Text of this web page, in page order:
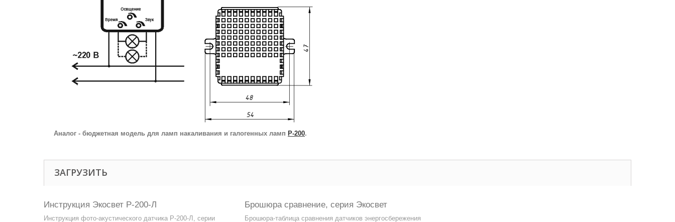
Аналог - бюджетная модель для ламп накаливания и галогенных ламп Р-200.
ЗАГРУЗИТЬ
Инструкция Экосвет Р-200-Л
Инструкция фото-акустического датчика Р-200-Л, серии
Брошюра сравнение, серия Экосвет
Брошюра-таблица сравнения датчиков энергосбережения